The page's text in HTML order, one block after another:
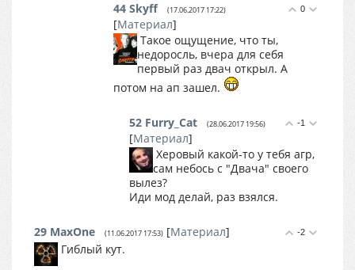
0
44 Skyff (17.06.2017 17:22)
[Материал]
Такое ощущение, что ты,
недоросль, вчера для себя
первый раз двач открыл. А
потом на ап зашел.
-1
52 Furry_Cat (28.06.2017 19:56)
[Материал]
Херовый какой-то у тебя агр,
сам небось с "Двача" своего
вылез?
Иди мод делай, раз взялся.
-2
29 MaxOne (11.06.2017 17:53) [Материал]
Гиблый кут.